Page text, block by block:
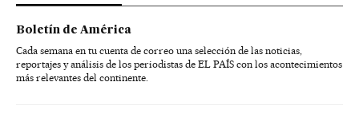
Boletín de América
Cada semana en tu cuenta de correo una selección de las noticias,
reportajes y análisis de los periodistas de EL PAÍS con los acontecimientos
más relevantes del continente.